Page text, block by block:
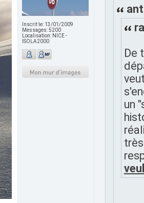
Inscrit le: 13/01/2009
Messages:5200
Localisation: NICE -
ISOLA2000
De
un